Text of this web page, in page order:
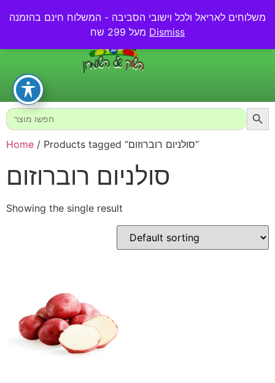
משלוחים לאריאל ולכל וישובי הסביבה - המשלוח חינם בהזמנה
Dismiss
0.00₪
Search
for:
Home / Products tagged “סולניום רוברוזום”
סולניום רוברוזום
Showing the single result